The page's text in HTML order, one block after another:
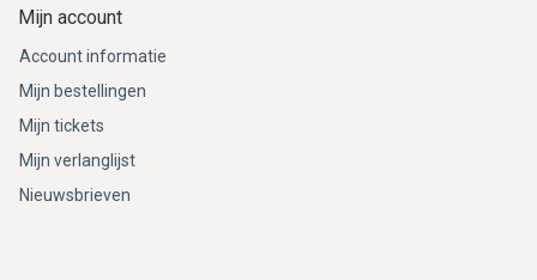
Mijn account
Account informatie
Mijn bestellingen
Mijn tickets
Mijn verlanglijst
Nieuwsbrieven